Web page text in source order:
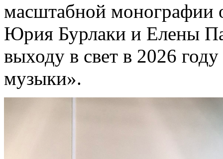
масштабной монографии
Юрия Бурлаки и Елены
выходу в свет в 2026
музыки».